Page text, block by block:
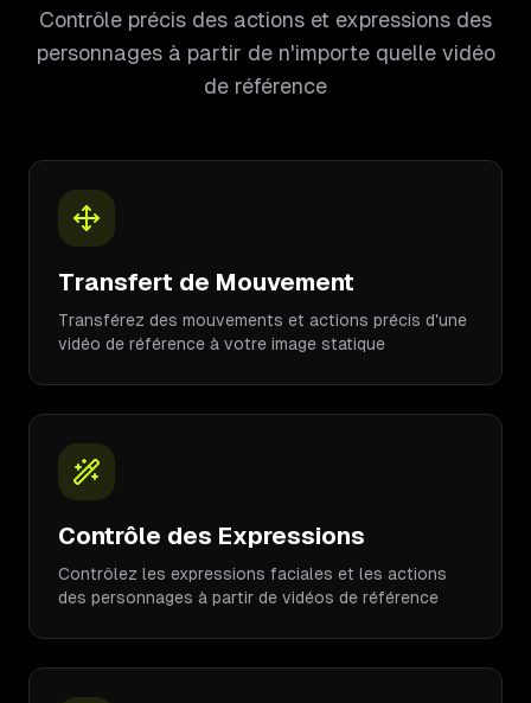
Contrôle précis des actions et expressions des
personnages à partir de n'importe quelle vidéo
de référence
Transfert de Mouvement
Transférez des mouvements et actions précis d'une
vidéo de référence à votre image statique
Contrôle des Expressions
Contrôlez les expressions faciales et les actions
des personnages à partir de vidéos de référence